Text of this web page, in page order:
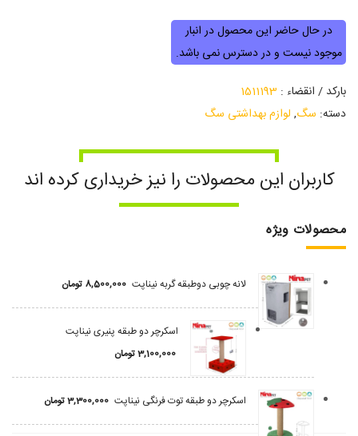
در حال حاضر این محصول در انبار
موجود نیست و در دسترس نمی باشد.
بارکد / انقضاء : 1511193
دسته: سگ, لوازم بهداشتی سگ
کاربران این محصولات را نیز خریداری کرده اند
محصولات ویژه
لانه چوبی دوطبقه گربه نیناپت 8,500,000 تومان
اسکرچر دو طبقه پنیری نیناپت
3,100,000تومان
اسکرچر دو طبقه توت فرنگی نیناپت 3,300,000تومان